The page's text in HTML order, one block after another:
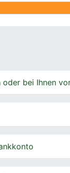
bei Ihnen